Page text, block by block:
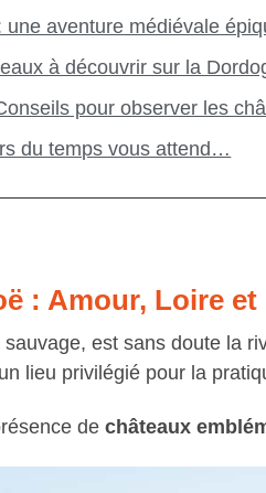
une aventure médiévale
à découvrir sur la
pour observer les
du temps vous attend…
: Amour, Loire et
est sans doute la
lieu privilégié pour la
de châteaux